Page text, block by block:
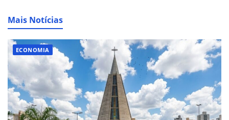
Mais Notícias
ECONOMIA